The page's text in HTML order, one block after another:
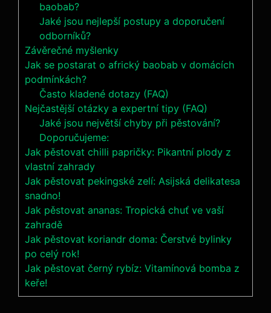
baobab?
Jaké jsou nejlepší postupy a doporučení
odborníků?
Závěrečné myšlenky
Jak se postarat o africký baobab v domácích
podmínkách?
Často kladené dotazy (FAQ)
Nejčastější otázky a expertní tipy (FAQ)
Jaké jsou největší chyby při pěstování?
Doporučujeme:
Jak pěstovat chilli papričky: Pikantní plody z
vlastní zahrady
Jak pěstovat pekingské zelí: Asijská delikatesa
snadno!
Jak pěstovat ananas: Tropická chuť ve vaší
zahradě
Jak pěstovat koriandr doma: Čerstvé bylinky
po celý rok!
Jak pěstovat černý rybíz: Vitamínová bomba z
keře!